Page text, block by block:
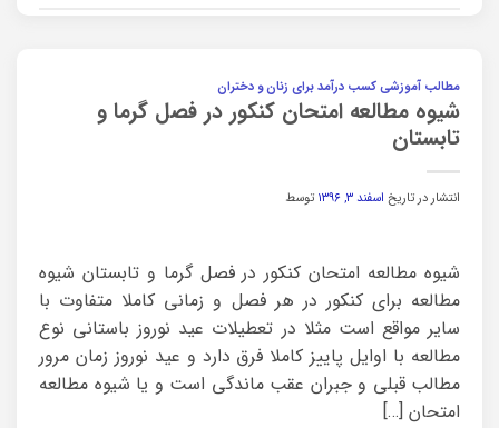
مطالب آموزشی کسب درآمد برای زنان و دختران
شیوه مطالعه امتحان کنکور در فصل گرما و
تابستان
انتشار در تاریخ اسفند ۳, ۱۳۹۶ توسط
شیوه مطالعه امتحان کنکور در فصل گرما و تابستان شیوه
مطالعه برای کنکور در هر فصل و زمانی کاملا متفاوت با
سایر مواقع است مثلا در تعطیلات عید نوروز باستانی نوع
مطالعه با اوایل پاییز کاملا فرق دارد و عید نوروز زمان مرور
مطالب قبلی و جبران عقب ماندگی است و یا شیوه مطالعه
امتحان […]